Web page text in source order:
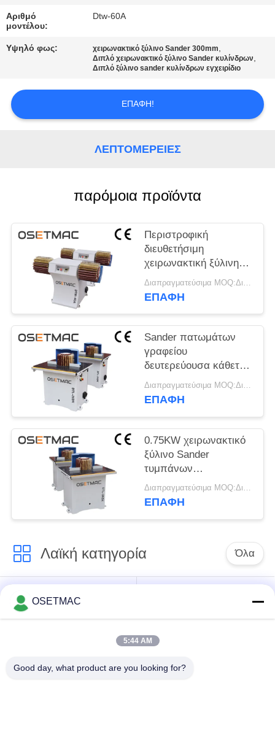
ΜΑΣ
ΕΛΆΤΕ
ΜΕ
SITEMAP
PRIVACY
POLICY
Αριθμό
μοντέλου:
Dtw-60A
Υψηλό φως: χειρωνακτικό ξύλινο Sander 300mm,
Διπλό χειρωνακτικό ξύλινο Sander κυλίνδρων,
Διπλό ξύλινο sander κυλίνδρων εγχειρίδιο
ΕΠΑΦΉ!
ΛΕΠΤΟΜΈΡΕΙΕΣ
παρόμοια προϊόντα
Περιστροφική
διευθετήσιμη
χειρωνακτική ξύλινη
Sander MDF βούρτσα
στίλβωση δίσκων
Διαπραγματεύσιμα MOQ:Διαπραγματεύσιμος
ΕΠΑΦΉ
Sander πατωμάτων
γραφείου
δευτερεύουσα κάθετη
ξύλινη μηχανή 200mm
κύλινδρος
Διαπραγματεύσιμα MOQ:Διαπραγματεύσιμος
ΕΠΑΦΉ
0.75KW χειρωνακτικό
ξύλινο Sander
τυμπάνων
ξυλουργικής για το
γδύσιμο επίπλων
Διαπραγματεύσιμα MOQ:Διαπραγματεύσιμος
ΕΠΑΦΉ
Λαϊκή κατηγορία Όλα
Ξυλουργική
τσουγκράνα
μηχανή Τύπου
OSETMAC
5:44 AM
Good day, what product are you looking for?